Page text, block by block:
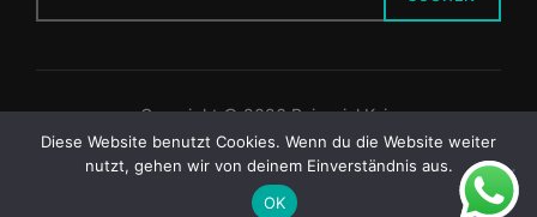
Copyright © 2026 Reiseziel Kyiv
Inspiro ThemevonWPZOOM
Site Protection is enabled by usingWP Site Protector Exattosoft.com
Diese Website benutzt Cookies. Wenn du die Website weiter
nutzt, gehen wir von deinem Einverständnis aus.
OK